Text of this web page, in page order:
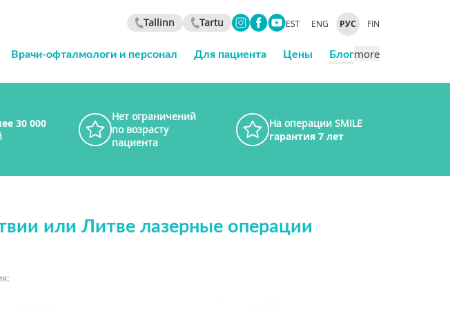
Tallinn Tartu EST ENG РУС FIN
Врачи-офталмологи и персонал Для пациента Цены Блогmore
30 000
Нет ограничений
по возрасту
пациента
На операции SMILE
гарантия 7 лет
или Литве лазерные операции